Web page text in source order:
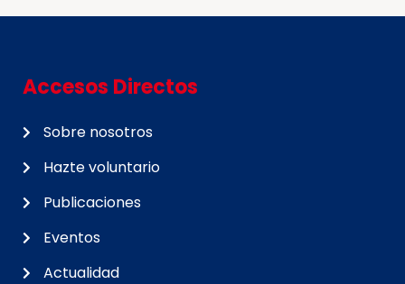
Accesos Directos
Sobre nosotros
Hazte voluntario
Publicaciones
Eventos
Actualidad